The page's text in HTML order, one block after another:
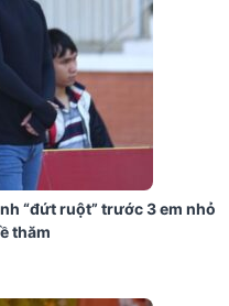
“đứt ruột” trước 3 em nhỏ
thăm